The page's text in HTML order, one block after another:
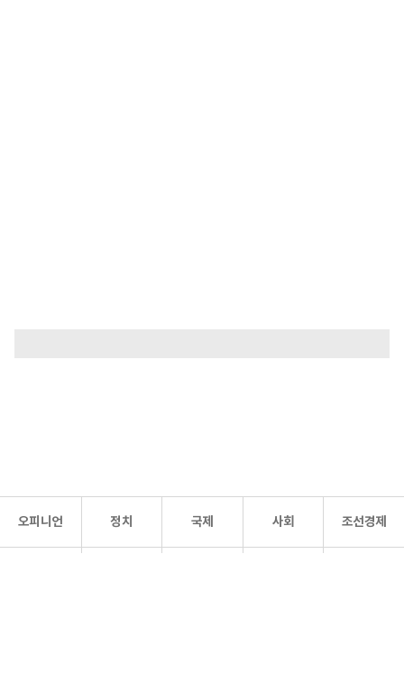
오피니언 정치 국제 사회 조선경제